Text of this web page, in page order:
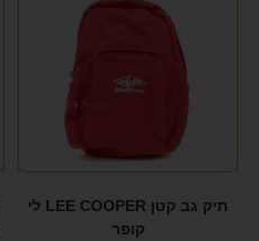
תיק גב קטן LEE COOPER לי
קופר